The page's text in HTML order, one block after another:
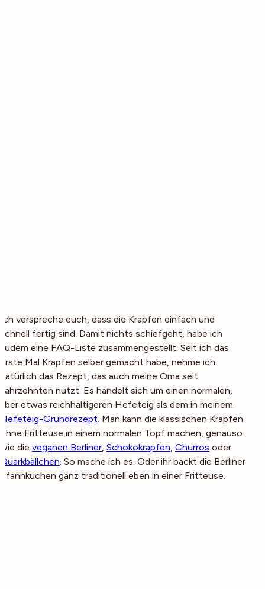
Ich verspreche euch, dass die Krapfen einfach und
schnell fertig sind. Damit nichts schiefgeht, habe ich
zudem eine FAQ-Liste zusammengestellt. Seit ich das
erste Mal Krapfen selber gemacht habe, nehme ich
natürlich das Rezept, das auch meine Oma seit
Jahrzehnten nutzt. Es handelt sich um einen normalen,
aber etwas reichhaltigeren Hefeteig als dem in meinem
Hefeteig-Grundrezept. Man kann die klassischen Krapfen
ohne Fritteuse in einem normalen Topf machen, genauso
wie die veganen Berliner, Schokokrapfen, Churros oder
Quarkbällchen. So mache ich es. Oder ihr backt die Berliner
Pfannkuchen ganz traditionell eben in einer Fritteuse.